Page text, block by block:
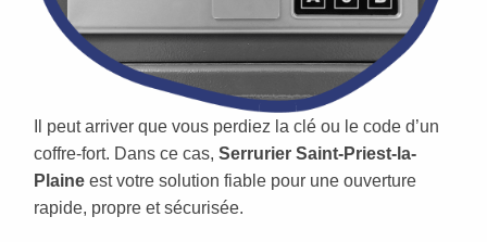
Il peut arriver que vous perdiez la clé ou le code d’un
coffre-fort. Dans ce cas, Serrurier Saint-Priest-la-
Plaine est votre solution fiable pour une ouverture
rapide, propre et sécurisée.